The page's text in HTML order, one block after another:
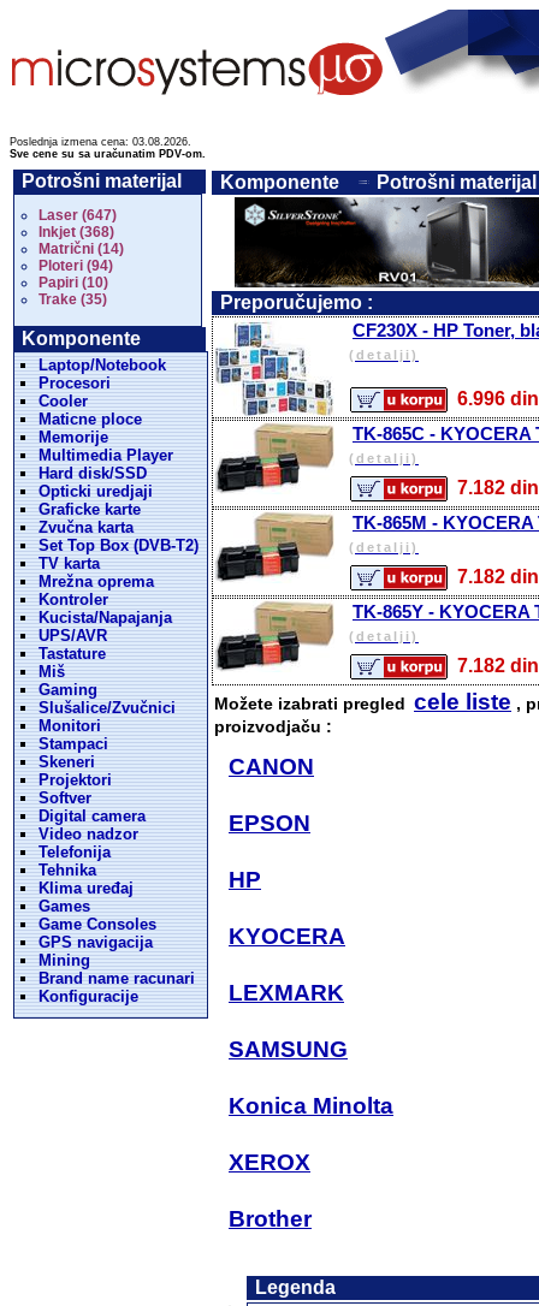
Poslednja izmena cena: 03.08.2026.
Sve cene su sa uračunatim PDV-om.
Potrošni materijal
Laser (647)
Inkjet (368)
Matrični (14)
Ploteri (94)
Papiri (10)
Trake (35)
Komponente
Laptop/Notebook
Procesori
Cooler
Maticne ploce
Memorije
Multimedia Player
Hard disk/SSD
Opticki uredjaji
Graficke karte
Zvučna karta
Set Top Box (DVB-T2)
TV karta
Mrežna oprema
Kontroler
Kucista/Napajanja
UPS/AVR
Tastature
Miš
Gaming
Slušalice/Zvučnici
Monitori
Stampaci
Skeneri
Projektori
Softver
Digital camera
Video nadzor
Telefonija
Tehnika
Klima uređaj
Games
Game Consoles
GPS navigacija
Mining
Brand name racunari
Konfiguracije
Komponente Potrošni materijal
Preporučujemo :
CF230X - HP Toner,
(detalji)
6.996
TK-865C - KYOCERA
(detalji)
7.182
TK-865M -
(detalji)
7.182
TK-865Y - KYOCERA
(detalji)
7.182
Možete izabrati pregled cele liste ,
proizvodjaču :
CANON
EPSON
HP
KYOCERA
LEXMARK
SAMSUNG
Konica Minolta
XEROX
Brother
Legenda